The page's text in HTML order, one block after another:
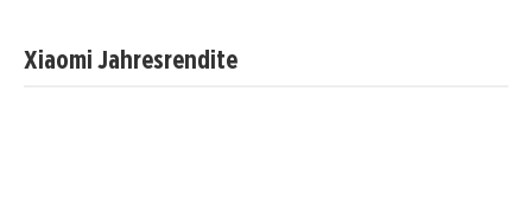
Xiaomi Jahresrendite